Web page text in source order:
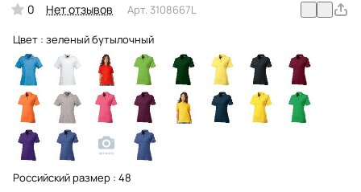
0 Нет отзывов Арт. 3108667L
Цвет : зеленый бутылочный
Российский размер : 48